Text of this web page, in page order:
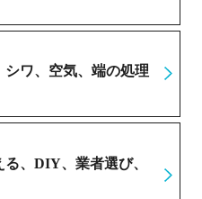
ワ、空気、端の処理
、DIY、業者選び、